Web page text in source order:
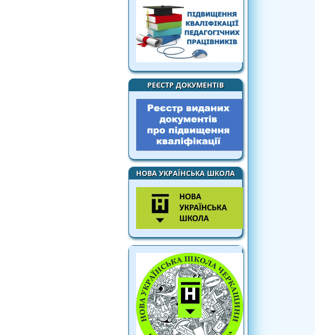
РЕЄСТР ДОКУМЕНТІВ
НОВА УКРАЇНСЬКА ШКОЛА